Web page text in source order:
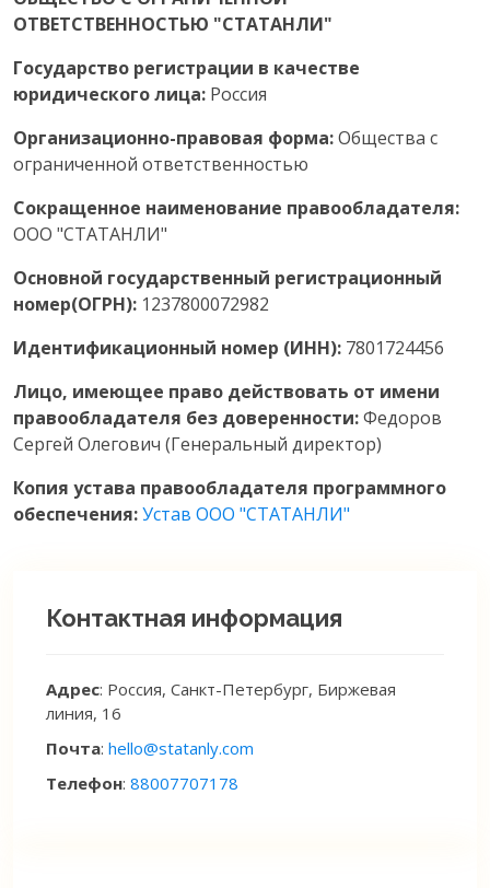
ОТВЕТСТВЕННОСТЬЮ "СТАТАНЛИ"
Государство регистрации в качестве
юридического лица: Россия
Организационно-правовая форма:Общества с
ограниченной ответственностью
Сокращенное наименование правообладателя:
ООО "СТАТАНЛИ"
Основной государственный регистрационный
номер(ОГРН): 1237800072982
Идентификационный номер (ИНН): 7801724456
Лицо, имеющее право действовать от имени
правообладателя без доверенности:Федоров
Сергей Олегович (Генеральный директор)
Копия устава правообладателя программного
обеспечения:Устав ООО "СТАТАНЛИ"
Контактная информация
Адрес: Россия, Санкт-Петербург, Биржевая
линия, 16
Почта: hello@statanly.com
Телефон: 88007707178